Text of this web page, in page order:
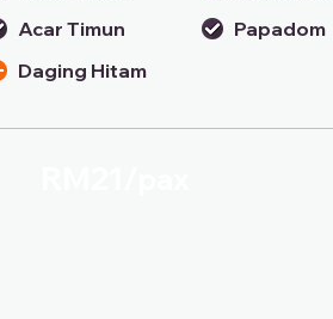
Acar Timun
Daging Hitam
Papadom